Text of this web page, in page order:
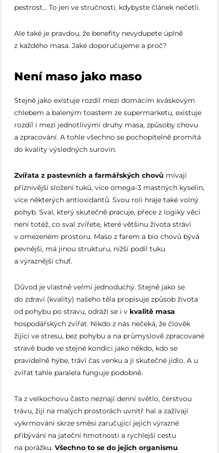
pestrost… To jen ve stručnosti, kdybyste článek nečetli.
Ale také je pravdou, že benefity nevydupete úplně
z každého masa. Jaké doporučujeme a proč?
Není maso jako maso
Stejně jako existuje rozdíl mezi domácím kváskovým
chlebem a baleným toastem ze supermarketu, existuje
rozdíl i mezi jednotlivými druhy masa, způsoby chovu
a zpracování. A tohle všechno se pochopitelně promítá
do kvality výsledných surovin.
Zvířata z pastevních a farmářských chovů mívají
příznivější složení tuků, více omega-3 mastných kyselin,
více některých antioxidantů. Svou roli hraje také volný
pohyb. Sval, který skutečně pracuje, přece z logiky věci
není totéž, co sval zvířete, které většinu života stráví
v omezeném prostoru. Maso z farem a bio chovů bývá
pevnější, má jinou strukturu, nižší podíl tuku
a výraznější chuť.
Důvod je vlastně velmi jednoduchý. Stejně jako se
do zdraví (kvality) našeho těla propisuje způsob života
od pohybu po stravu, odráží se i v kvalitě masa
hospodářských zvířat. Nikdo z nás nečeká, že člověk
žijící ve stresu, bez pohybu a na průmyslově zpracované
stravě bude ve stejné kondici jako někdo, kdo se
pravidelně hýbe, tráví čas venku a jí skutečné jídlo. A u
zvířat tahle paralela funguje podobně.
Ta z velkochovu často neznají denní světlo, čerstvou
trávu, žijí na malých prostorách uvnitř hal a zažívají
vykrmování skrze směsi zaručující jejich výrazné
přibývání na jateční hmotnosti a rychlejší cestu
na porážku.Všechno to se do jejich organismu